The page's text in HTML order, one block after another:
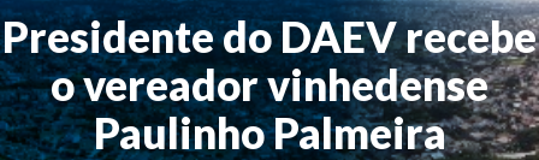
Presidente do DAEV recebe
o vereador vinhedense
Paulinho Palmeira